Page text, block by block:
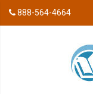
888-564-4664